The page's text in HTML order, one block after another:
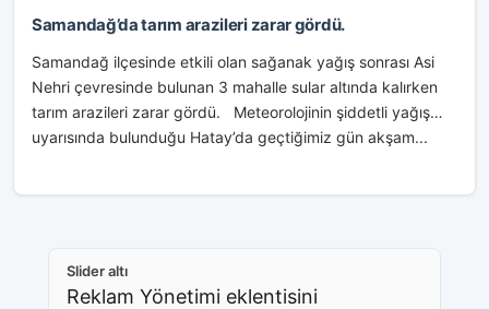
Samandağ’da tarım arazileri zarar gördü.
Samandağ ilçesinde etkili olan sağanak yağış sonrası Asi
Nehri çevresinde bulunan 3 mahalle sular altında kalırken
tarım arazileri zarar gördü. Meteorolojinin şiddetli yağış
uyarısında bulunduğu Hatay’da geçtiğimiz gün akşam...
Slider altı
Reklam Yönetimi eklentisini